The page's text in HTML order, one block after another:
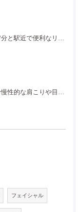
フェイシャル